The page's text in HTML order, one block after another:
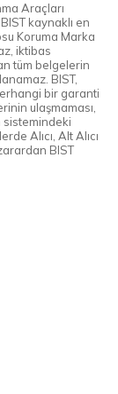
Araçları
kaynaklı en
Koruma Marka
iktibas
tüm belgelerin
BIST,
bir garanti
ulaşmaması,
sistemindeki
Alıcı, Alt Alıcı
BIST